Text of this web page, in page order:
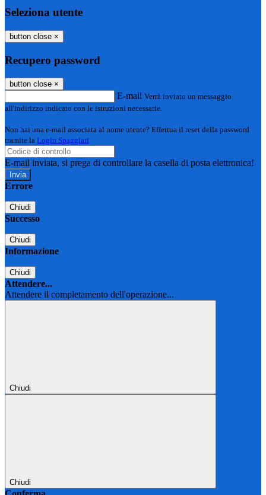
Seleziona utente
button close ×
Recupero password
button close ×
E-mail Verrà inviato un messaggio
all'indirizzo indicato con le istruzioni necessarie.
Non hai una e-mail associata al nome utente? Effettua il reset della password
tramite la Login Spaggiari
E-mail inviata, si prega di controllare la casella di posta elettronica!
Errore
Chiudi
Successo
Chiudi
Informazione
Chiudi
Attendere...
Attendere il completamento dell'operazione...
Chiudi
Chiudi